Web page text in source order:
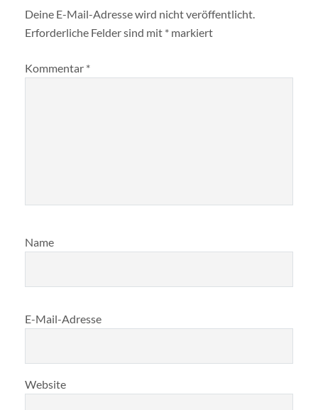
Deine E-Mail-Adresse wird nicht veröffentlicht.
Erforderliche Felder sind mit * markiert
Kommentar *
Name
E-Mail-Adresse
Website